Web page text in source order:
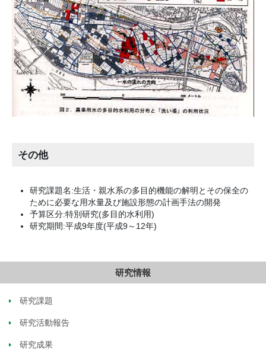
その他
研究課題名:生活・親水系の多目的機能の解明とその保全の
ために必要な用水量及び施設形態の計画手法の開発
予算区分:特別研究(多目的水利用)
研究期間:平成9年度(平成9～12年)
研究情報
研究課題
研究活動報告
研究成果